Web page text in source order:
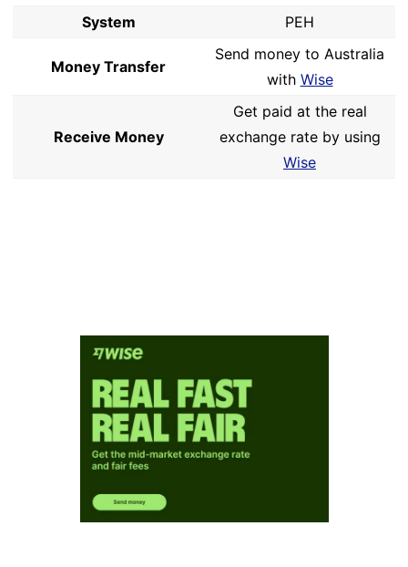
System
PEH
Money Transfer
Send money to Australia
with Wise
Receive Money
Get paid at the real
exchange rate by using
Wise